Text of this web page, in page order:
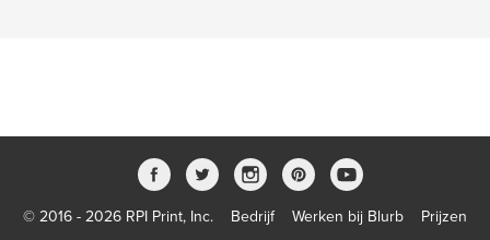
© 2016 - 2026 RPI Print, Inc. Bedrijf Werken bij Blurb Prijzen